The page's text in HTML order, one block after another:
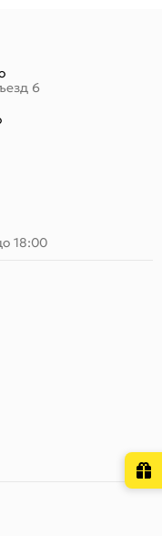
6
18:00